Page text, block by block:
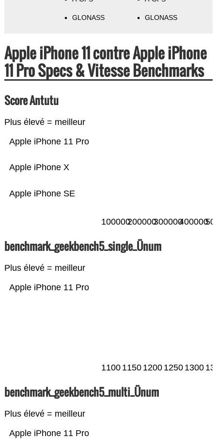
GLONASS GLONASS
Apple iPhone 11 contre Apple iPhone
11 Pro Specs & Vitesse Benchmarks
Score Antutu
Plus élevé = meilleur
Apple iPhone SE
Apple iPhone X
Apple iPhone 11 Pro
100000200000300000400000
benchmark_geekbench5_single_Ünum
Plus élevé = meilleur
Apple iPhone 11 Pro
1100 1150 1200 1250 1300
benchmark_geekbench5_multi_Ünum
Plus élevé = meilleur
Apple iPhone 11 Pro